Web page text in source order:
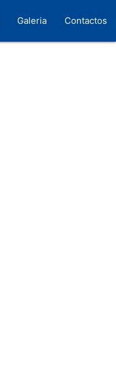
Galeria Contactos